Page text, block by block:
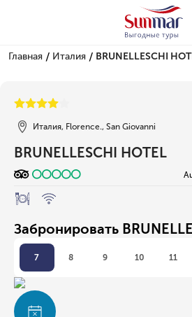
Главная / Италия / BRUNELLESCHI
Италия, Florence., San Giovanni
BRUNELLESCHI HOTEL
Забронировать
7 8 9 10 11